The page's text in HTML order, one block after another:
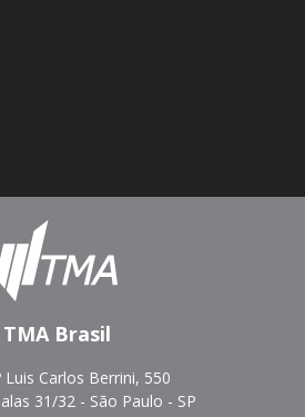
TMA Brasil
Luis Carlos Berrini, 550
31/32 - São Paulo - SP